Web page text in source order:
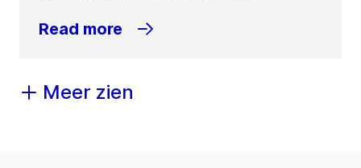
Read more
Meer zien